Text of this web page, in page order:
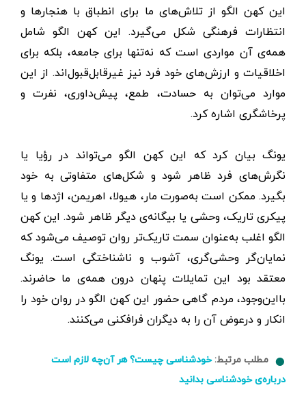
این کهن الگو از تلاش‌های ما برای انطباق با هنجارها و
انتظارات فرهنگی شکل می‌گیرد. این کهن الگو شامل
همه‌ی آن مواردی است که نه‌تنها برای جامعه، بلکه برای
اخلاقیات و ارزش‌های خود فرد نیز غیرقابل‌قبول‌اند. از این
موارد می‌توان به حسادت، طمع، پیش‌داوری، نفرت و
پرخاشگری اشاره کرد.
یونگ بیان کرد که این کهن الگو می‌تواند در رؤیا یا
نگرش‌های فرد ظاهر شود و شکل‌های متفاوتی به خود
بگیرد. ممکن است به‌صورت مار، هیولا، اهریمن، اژدها و یا
پیکری تاریک، وحشی یا بیگانه‌ی دیگر ظاهر شود. این کهن
الگو اغلب به‌عنوان سمت تاریک‌تر روان توصیف می‌شود که
نمایان‌گر وحشی‌گری، آشوب و ناشناختگی است. یونگ
معتقد بود این تمایلات پنهان درون همه‌ی ما حاضرند.
بااین‌وجود، مردم گاهی حضور این کهن الگو در روان خود را
انکار و درعوض آن را به دیگران فرافکنی می‌کنند.
مطلب مرتبط:خودشناسی چیست؟ هر آن‌چه لازم است
درباره‌ی خودشناسی بدانید